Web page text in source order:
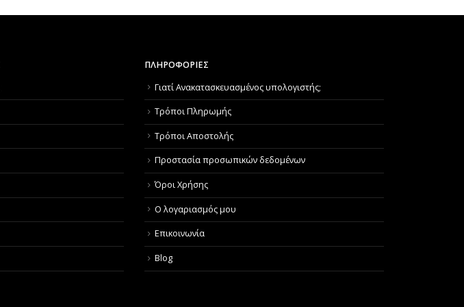
ΠΛΗΡΟΦΟΡΙΕΣ
Γιατί Aνακατασκευασμένος υπολογιστής;
Τρόποι Πληρωμής
Τρόποι Αποστολής
Προστασία προσωπικών δεδομένων
Όροι Χρήσης
Ο λογαριασμός μου
Επικοινωνία
Blog